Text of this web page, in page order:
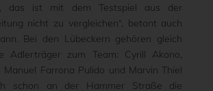
das ist mit dem Testspiel aus der
nicht zu vergleichen“, betont auch
Bei den Lübeckern gehören gleich
Adlerträger zum Team: Cyrill Akono,
Manuel Farrona Pulido und Marvin Thiel
schon an der Hammer Straße die